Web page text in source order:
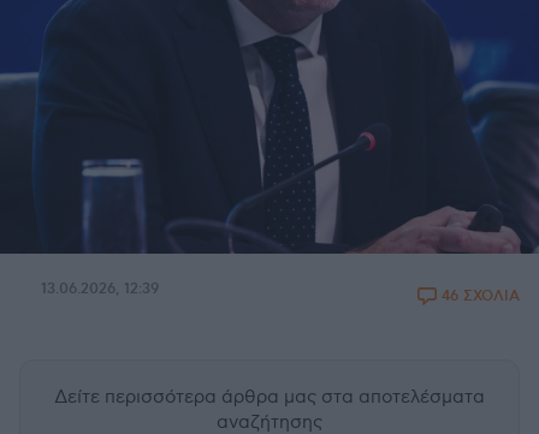
13.06.2026, 12:39 46 ΣΧΟΛΙΑ
Δείτε περισσότερα άρθρα μας στα αποτελέσματα
αναζήτησης